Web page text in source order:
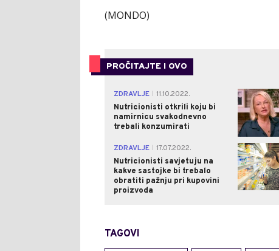
(MONDO)
PROČITAJTE I OVO
ZDRAVLJE
11.10.2022.
Nutricionisti otkrili koju bi
namirnicu svakodnevno
trebali konzumirati
ZDRAVLJE
17.07.2022.
Nutricionisti savjetuju na
kakve sastojke bi trebalo
obratiti pažnju pri kupovini
proizvoda
TAGOVI